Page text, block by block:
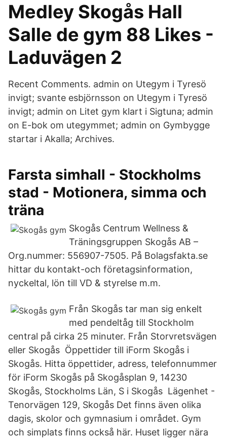
Medley Skogås Hall
Salle de gym 88 Likes -
Laduvägen 2
Recent Comments. admin on Utegym i Tyresö
invigt; svante esbjörnsson on Utegym i Tyresö
invigt; admin on Litet gym klart i Sigtuna; admin
on E-bok om utegymmet; admin on Gymbygge
startar i Akalla; Archives.
Farsta simhall - Stockholms
stad - Motionera, simma och
träna
Skogås Centrum Wellness &
Träningsgruppen Skogås AB –
Org.nummer: 556907-7505. På Bolagsfakta.se
hittar du kontakt-och företagsinformation,
nyckeltal, lön till VD & styrelse m.m.
Från Skogås tar man sig enkelt
med pendeltåg till Stockholm
central på cirka 25 minuter. Från Storvretsvägen
eller Skogås Öppettider till iForm Skogås i
Skogås. Hitta öppettider, adress, telefonnummer
för iForm Skogås på Skogåsplan 9, 14230
Skogås, Stockholms Län, S i Skogås Lägenhet -
Tenorvägen 129, Skogås Det finns även olika
dagis, skolor och gymnasium i området. Gym
och simplats finns också här. Huset ligger nära